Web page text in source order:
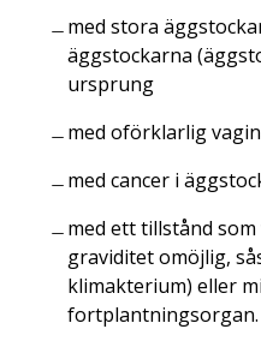
med stora
äggstockarna
ursprung
med oförklarlig
med cancer i
med ett tillstånd
graviditet omöjlig,
klimakterium) eller
fortplantningsorgan.